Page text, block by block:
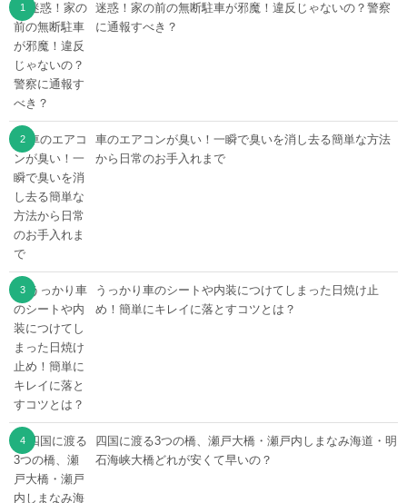
迷惑！家の前の無断駐車が邪魔！違反じゃないの？警察
に通報すべき？
車のエアコンが臭い！一瞬で臭いを消し去る簡単な方法
から日常のお手入れまで
うっかり車のシートや内装につけてしまった日焼け止
め！簡単にキレイに落とすコツとは？
四国に渡る3つの橋、瀬戸大橋・瀬戸内しまなみ海道・明
石海峡大橋どれが安くて早いの？